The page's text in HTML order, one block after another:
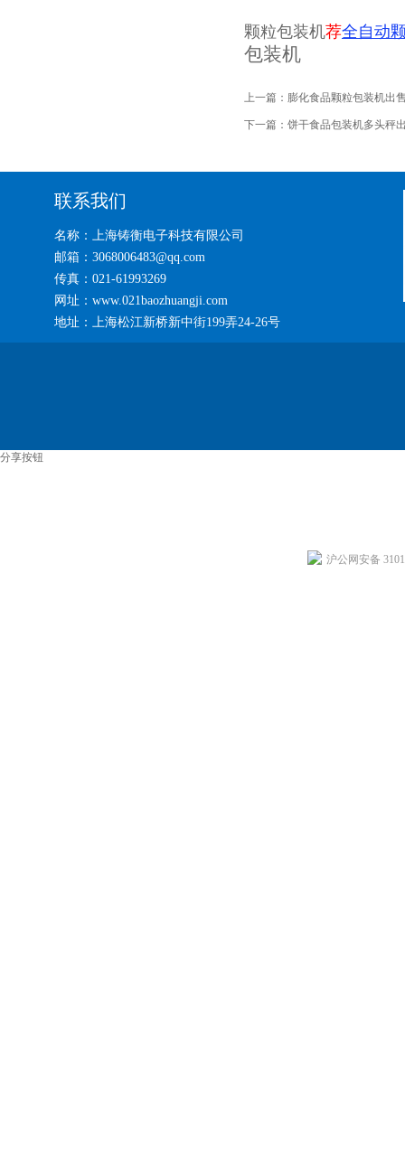
颗粒包装机荐全自动
包装机
上一篇： 膨化食品颗粒包装机出
下一篇： 饼干食品包装机多头秤
联系我们
名称：上海铸衡电子科技有限公司
邮箱：3068006483@qq.com
传真：021-61993269
网址：www.021baozhuangji.com
地址：上海松江新桥新中街199弄24-26号
分享按钮
沪公网安备